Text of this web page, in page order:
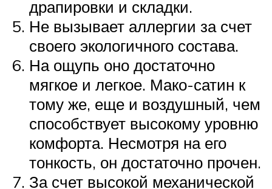
драпировки и складки.
Не вызывает аллергии за счет
своего экологичного состава.
На ощупь оно достаточно
мягкое и легкое. Мако-сатин к
тому же, еще и воздушный, чем
способствует высокому уровню
комфорта. Несмотря на его
тонкость, он достаточно прочен.
За счет высокой механической